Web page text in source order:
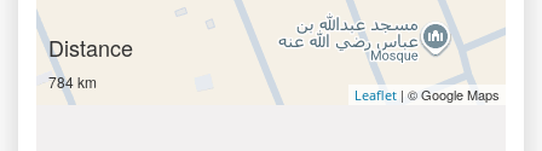
Distance
784 km
Leaflet | © Google Maps